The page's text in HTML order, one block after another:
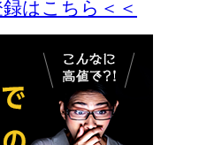
録はこちら＜＜